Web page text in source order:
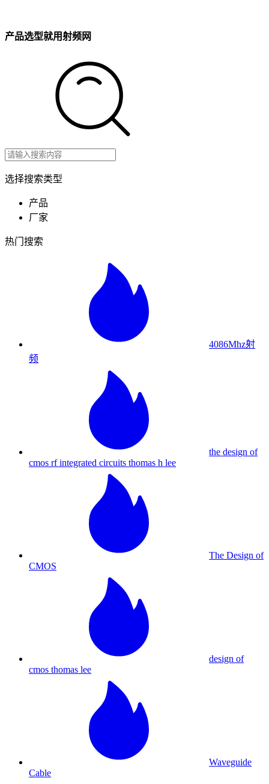
产品选型就用射频网
选择搜索类型
产品
厂家
热门搜索
4086Mhz射
频
the design of
cmos rf integrated circuits thomas h lee
The Design of
CMOS
design of
cmos thomas lee
Waveguide
Cable